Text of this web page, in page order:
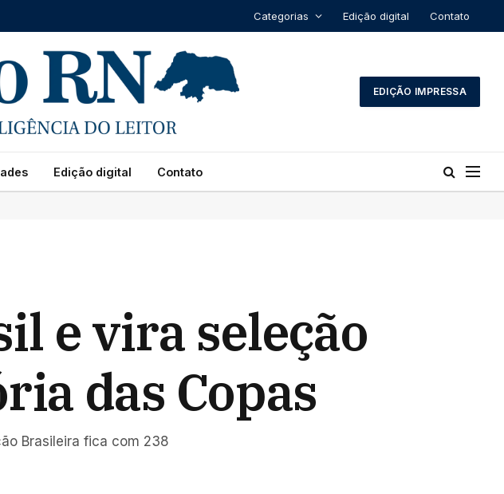
Categorias Edição digital Contato
EDIÇÃO IMPRESSA
Edição digital Contato
e vira seleção
das Copas
Brasileira fica com 238